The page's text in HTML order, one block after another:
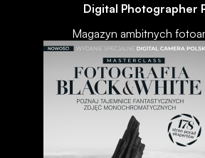
Digital Photographer
Magazyn ambitnych